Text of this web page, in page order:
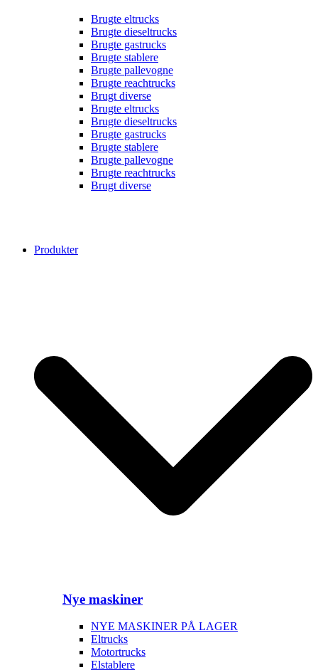
Brugte eltrucks
Brugte dieseltrucks
Brugte gastrucks
Brugte stablere
Brugte pallevogne
Brugte reachtrucks
Brugt diverse
Brugte eltrucks
Brugte dieseltrucks
Brugte gastrucks
Brugte stablere
Brugte pallevogne
Brugte reachtrucks
Brugt diverse
Produkter
Nye maskiner
NYE MASKINER PÅ LAGER
Eltrucks
Motortrucks
Elstablere